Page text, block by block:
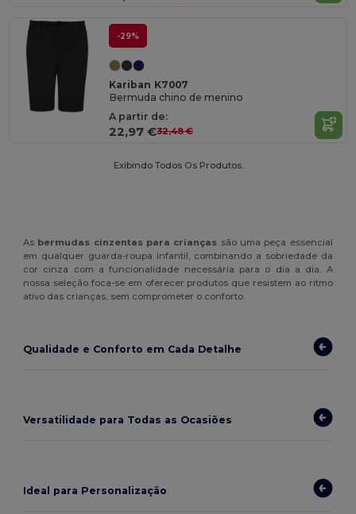
-29%
Kariban K7007
Bermuda chino de menino
A partir de:
22,97 €32,48 €
Exibindo Todos Os Produtos.
As bermudas cinzentas para crianças são uma peça essencial
em qualquer guarda-roupa infantil, combinando a sobriedade da
cor cinza com a funcionalidade necessária para o dia a dia. A
nossa seleção foca-se em oferecer produtos que resistem ao ritmo
ativo das crianças, sem comprometer o conforto.
Qualidade e Conforto em Cada Detalhe
Versatilidade para Todas as Ocasiões
Ideal para Personalização